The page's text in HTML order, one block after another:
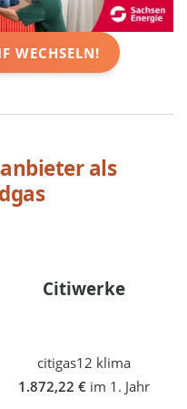
WECHSELN!
als
Citiwerke
citigas12 klima
1.872,22 € im 1. Jahr